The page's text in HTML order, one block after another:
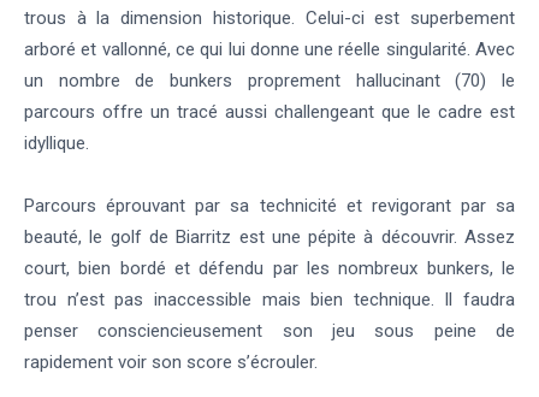
trous à la dimension historique. Celui-ci est superbement
arboré et vallonné, ce qui lui donne une réelle singularité. Avec
un nombre de bunkers proprement hallucinant (70) le
parcours offre un tracé aussi challengeant que le cadre est
idyllique.
Parcours éprouvant par sa technicité et revigorant par sa
beauté, le golf de Biarritz est une pépite à découvrir. Assez
court, bien bordé et défendu par les nombreux bunkers, le
trou n’est pas inaccessible mais bien technique. Il faudra
penser consciencieusement son jeu sous peine de
rapidement voir son score s’écrouler.